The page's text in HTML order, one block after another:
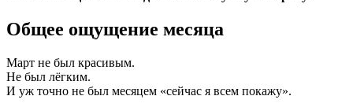
Общее ощущение месяца
Март не был красивым.
Не был лёгким.
И уж точно не был месяцем «сейчас я всем покажу».